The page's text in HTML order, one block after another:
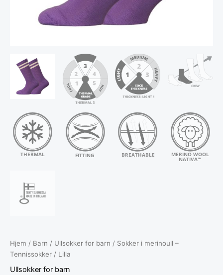
Hjem / Barn / Ullsokker for barn / Sokker i merinoull –
Tennissokker / Lilla
Ullsokker for barn